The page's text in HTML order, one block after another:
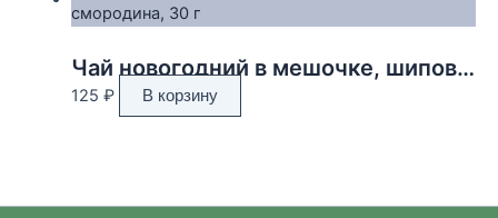
Чай новогодний в мешочке, шиповник, красная смородина, 30 г
125 ₽ В корзину